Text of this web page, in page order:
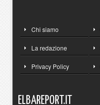
Chi siamo
La redazione
Privacy Policy
ELBAREPORT.IT